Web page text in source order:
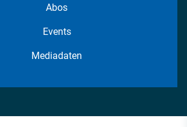
Abos
Events
Mediadaten